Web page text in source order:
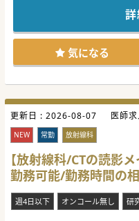
■土日が完全フリーとな
性期病院でありながらオ
ただけます。
■新幹線代や必要に応じ
り、広島市内など遠方か
た環境です。
■地域で高まるアブレー
し、更なる応需体制の拡
でございます。
■心臓血管外科の体制を
ル対応や当直・オンコー
を目指されています。
■若手から中堅層の医師
わたり心臓周辺の急性期
底上げを図っています。
【具体的な医療機関情報】
■心臓血管外科と循環器
門病院であり、TAVI専門
います。
気になる
更新日 : 2026-08-07 医師
NEW 常勤 放射線科
【放射線科/CTの読影
勤務可能/勤務時間の
週4日以下 オンコール無し 研